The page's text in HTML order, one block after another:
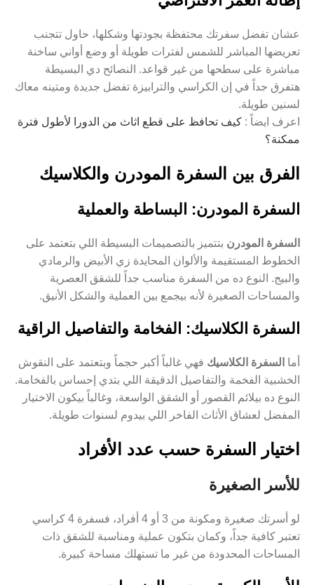
عشان تفضل سفرتك محتفظة بجودتها وشكلها، حاول تتجنب
تعريضها المباشر للشمس لفترات طويلة أو وضع أواني ساخنة
مباشرة على سطحها من غير قواعد. النصائح دي البسيطة
هتفرق جداً في إن الكراسي والترابيزة تفضل جديدة ومتينه معاك
لسنين طويلة.
اعرف ايضاً : كيف تحافظ على قطع اثاث من الدورا لأطول فترة
ممكنة؟
الفرق بين السفرة المودرن والكلاسيك
السفرة المودرن: البساطة والعملية
السفرة المودرن بتتميز بالتصميمات البسيطة اللي بتعتمد على
الخطوط المستقيمة والألوان المحايدة زي الأبيض والرمادي
والبيج. النوع ده من السفرة مناسب جداً للشقق العصرية
والمساحات الصغيرة لأنه بيجمع بين العملية والشكل الأنيق.
السفرة الكلاسيك: الفخامة والتفاصيل الراقية
أما السفرة الكلاسيك فهي غالباً أكبر حجماً وبتعتمد على النقوش
الخشبية الفخمة والتفاصيل الدقيقة اللي بتدي إحساس بالفخامة.
النوع ده بيلائم القصور أو الشقق الواسعة، وغالباً بيكون الاختيار
المفضل لعشاق الأثاث الفاخر اللي بيدوم لسنوات طويلة.
اختيار السفرة حسب عدد الأفراد
للأسر الصغيرة
لو أسرتك صغيرة ومكونة من 3 أو 4 أفراد، فسفرة 4 كراسي
تعتبر كافية جداً، وكمان بتكون عملية ومناسبة للشقق ذات
المساحات المحدودة من غير ما تستهلك مساحة كبيرة.